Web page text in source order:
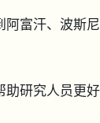
富汗、波斯
研究人员更